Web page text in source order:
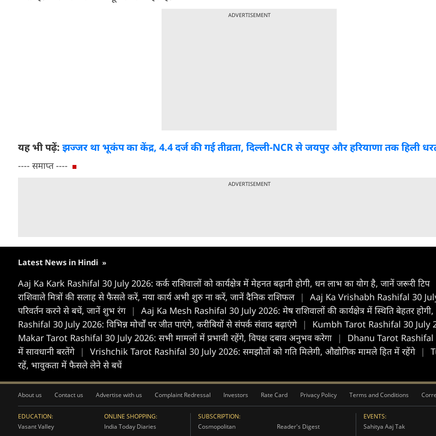
ADVERTISEMENT
यह भी पढ़ें: झज्जर था भूकंप का केंद्र, 4.4 दर्ज की गई तीव्रता, दिल्ली-NCR से जयपुर और हरियाणा तक हिली
---- समाप्त ----
ADVERTISEMENT
Latest News in Hindi »
Aaj Ka Kark Rashifal 30 July 2026: कर्क राशिवालों को कार्यक्षेत्र में मेहनत बढ़ानी होगी, धन लाभ का योग है, जानें जरूरी टिप
राशिवाले मित्रों की सलाह से फैसले करें, नया कार्य अभी शुरु ना करें, जानें दैनिक राशिफल |
Aaj Ka Vrishabh Rashifal 30
परिवर्तन करने से बचें, जानें शुभ रंग |
Aaj Ka Mesh Rashifal 30 July 2026: मेष राशिवालों की कार्यक्षेत्र में स्थिति बेहतर
Rashifal 30 July 2026: विभिन्न मोर्चों पर जीत पाएंगे, करीबियों से संपर्क संवाद बढ़ाएंगे |
Kumbh Tarot Rashifal 30 July
Makar Tarot Rashifal 30 July 2026: सभी मामलों में प्रभावी रहेंगे, विपक्ष दबाव अनुभव करेगा
|
Dhanu Tarot Rashifal
में सावधानी बरतेंगे | Vrishchik Tarot Rashifal 30 July 2026: समझौतों को गति मिलेगी, औद्योगिक मामले हित में रहेंगे |
रहें, भावुकता में फैसले लेने से बचें
About us Contact us Advertise with us Complaint Redressal Investors Rate Card Privacy Policy Terms and Conditions
EDUCATION:
Vasant Valley
ONLINE SHOPPING:
India Today Diaries
SUBSCRIPTION:
Cosmopolitan
Reader's Digest
EVENTS:
Sahitya Aaj Tak